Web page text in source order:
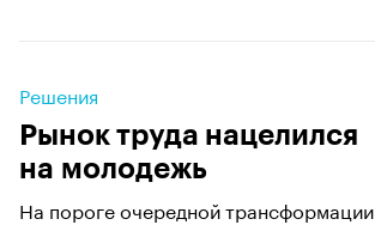
Решения
Рынок труда нацелился
на молодежь
На пороге очередной трансформации